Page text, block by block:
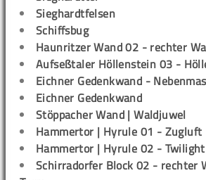
Sieghardtfelsen
Schiffsbug
Haunritzer Wand 02 - rechter
Aufseßtaler Höllenstein 03 -
Eichner Gedenkwand -
Eichner Gedenkwand
Stöppacher Wand | Waldjuwel
Hammertor | Hyrule 01 - Zugluft
Hammertor | Hyrule 02 -
Schirradorfer Block 02 - rechter